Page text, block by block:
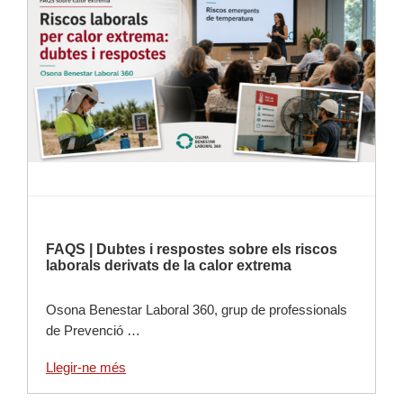
FAQS | Dubtes i respostes sobre els riscos
laborals derivats de la calor extrema
Osona Benestar Laboral 360, grup de professionals
de Prevenció …
Llegir-ne més